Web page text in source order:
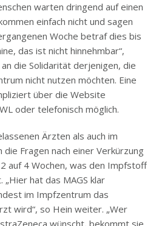
warten dringend auf einen
einfach nicht und sagen
Woche betraf dies bis
das ist nicht hinnehmbar“,
die Solidarität derjenigen, die
nicht nutzen möchten. Eine
über die Website
oder telefonisch möglich.
Ärzten als auch im
Fragen nach einer Verkürzung
auf 4 Wochen, was den Impfstoff
hat das MAGS klar
im Impfzentrum das
wird“, so Hein weiter. „Wer
wünscht, bekommt sie